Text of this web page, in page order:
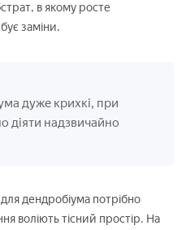
в якому росте
заміни.
дуже крихкі, при
діяти надзвичайно
дендробіума потрібно
воліють тісний простір. На